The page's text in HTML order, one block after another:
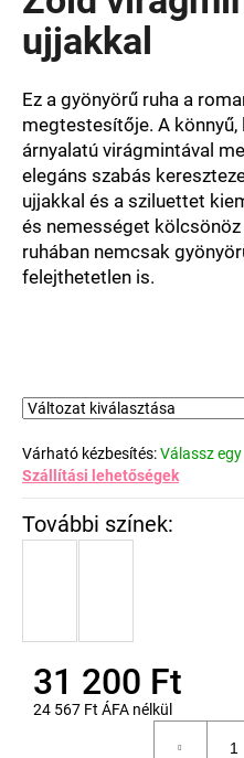
értékelése
ből
csillag.
ujjakkal
Ez a gyönyörű ruha a
megtestesítője. A könnyű,
árnyalatú virágmintával
elegáns szabás
ujjakkal és a sziluettet
és nemességet kölcsönöz
ruhában nemcsak
felejthetetlen is.
Várható kézbesítés:Válassz
Szállítási lehetőségek
31 200 Ft
24 567 Ft ÁFA nélkül